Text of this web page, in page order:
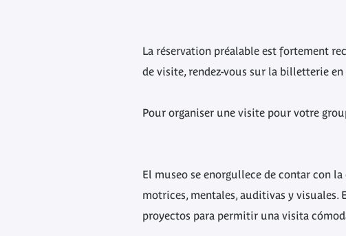
La réservation préalable est fortement
de visite, rendez-vous sur la billetterie en
Pour organiser une visite pour votre
El museo se enorgullece de contar con
motrices, mentales, auditivas y
proyectos para permitir una visita